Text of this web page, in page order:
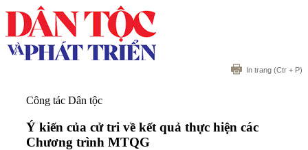
In trang (Ctr + P)
Công tác Dân tộc
Ý kiến của cử tri về kết quả thực hiện các
Chương trình MTQG